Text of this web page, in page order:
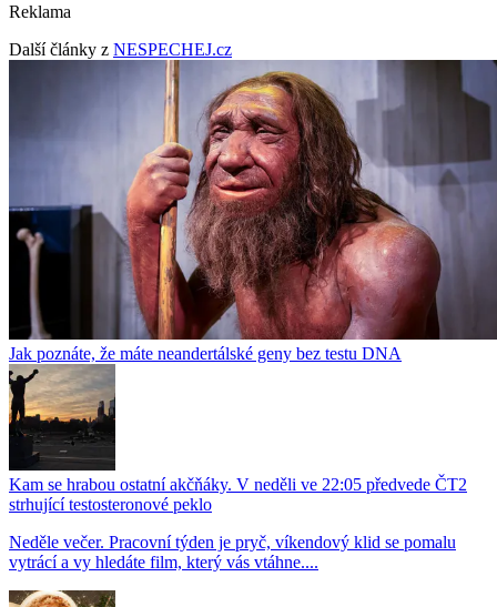
Reklama
Další články z NESPECHEJ.cz
Jak poznáte, že máte neandertálské geny bez testu DNA
Kam se hrabou ostatní akčňáky. V neděli ve 22:05 předvede ČT2
strhující testosteronové peklo
Neděle večer. Pracovní týden je pryč, víkendový klid se pomalu
vytrácí a vy hledáte film, který vás vtáhne....